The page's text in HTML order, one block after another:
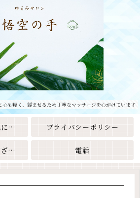
も軽く、緩ませるため丁寧なマッサージを心がけています
お友達になった御礼に素敵なクーポンをプレゼント🎁 プライバシーポリシー
ご予約ありがとうございます 電話